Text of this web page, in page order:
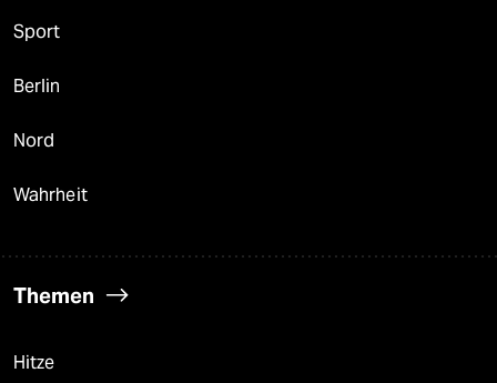
Sport
Berlin
Nord
Wahrheit
Themen
Hitze